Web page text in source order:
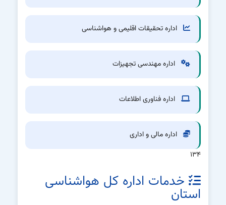
اداره تحقیقات اقلیمی و هواشناسی
اداره مهندسی تجهیزات
اداره فناوری اطلاعات
اداره مالی و اداری
۱۳۴
خدمات اداره کل هواشناسی
استان